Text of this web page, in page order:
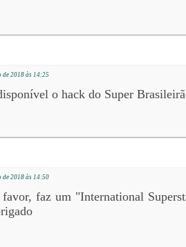
de 2018 às 14:25
o hack do Super
de 2018 às 14:50
faz um "International